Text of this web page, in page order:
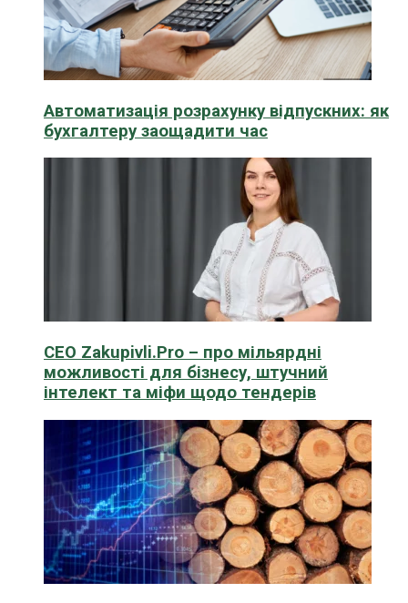
Автоматизація розрахунку відпускних: як
бухгалтеру заощадити час
CEO Zakupivli.Pro – про мільярдні
можливості для бізнесу, штучний
інтелект та міфи щодо тендерів